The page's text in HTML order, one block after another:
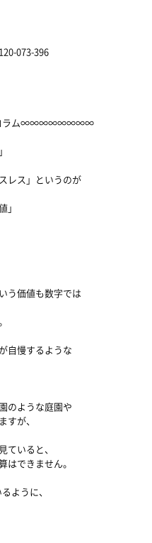
073-396
きコラム∞∞∞∞∞∞∞∞
レス」というのが
」
う価値も数字では
自慢するような
のような庭園や
すが、
ていると、
はできません。
ように、